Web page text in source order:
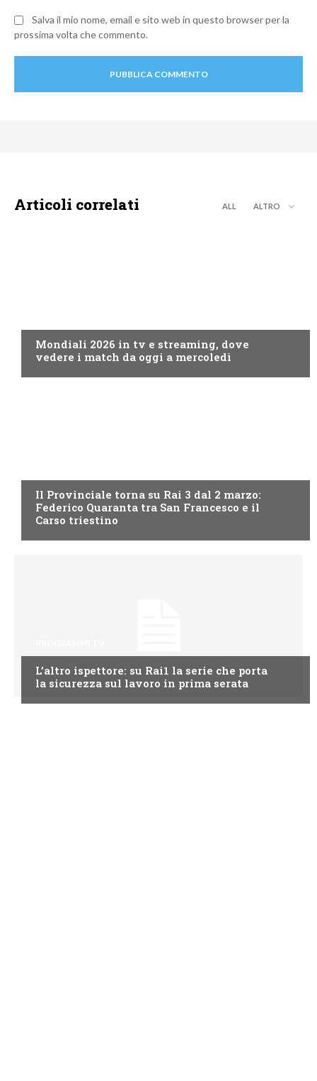
Salva il mio nome, email e sito web in questo browser per la
prossima volta che commento.
Articoli correlati ALL ALTRO
Mondiali 2026 in tv e streaming, dove
vedere i match da oggi a mercoledì
Il Provinciale torna su Rai 3 dal 2 marzo:
Federico Quaranta tra San Francesco e il
Carso triestino
L’altro ispettore: su Rai1 la serie che porta
la sicurezza sul lavoro in prima serata